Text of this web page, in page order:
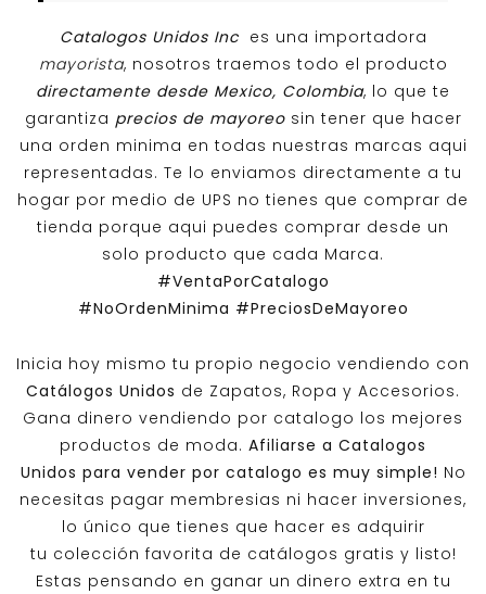
Catalogos Unidos Inc es una importadora
mayorista, nosotros traemos todo el producto
directamente desde Mexico, Colombia, lo que te
garantiza precios de mayoreosin tener que hacer
una orden minima en todas nuestras marcas aqui
representadas. Te lo enviamos directamente a tu
hogar por medio de UPS no tienes que comprar de
tienda porque aqui puedes comprar desde un
solo producto que cada Marca.
#VentaPorCatalogo
#NoOrdenMinima #PreciosDeMayoreo
Inicia hoy mismo tu propio negocio vendiendo con
Catálogos Unidos de Zapatos, Ropa y Accesorios.
Gana dinero vendiendo por catalogo los mejores
productos de moda. Afiliarse a Catalogos
Unidos para vender por catalogo es muy simple! No
necesitas pagar membresias ni hacer inversiones,
lo único que tienes que hacer es adquirir
tu colección favorita de catálogos gratis y listo!
Estas pensando en ganar un dinero extra en tu